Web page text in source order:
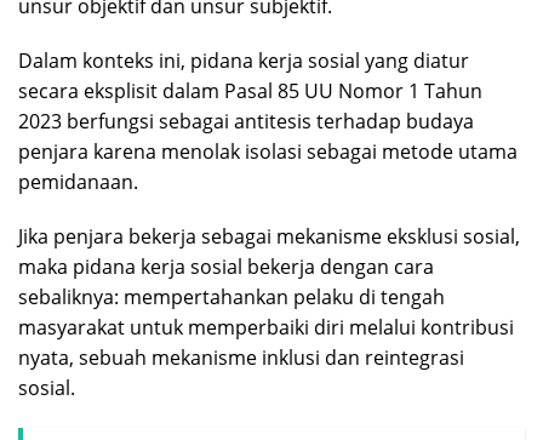
unsur objektif dan unsur subjektif.
Dalam konteks ini, pidana kerja sosial yang diatur
secara eksplisit dalam Pasal 85 UU Nomor 1 Tahun
2023 berfungsi sebagai antitesis terhadap budaya
penjara karena menolak isolasi sebagai metode utama
pemidanaan.
Jika penjara bekerja sebagai mekanisme eksklusi sosial,
maka pidana kerja sosial bekerja dengan cara
sebaliknya: mempertahankan pelaku di tengah
masyarakat untuk memperbaiki diri melalui kontribusi
nyata, sebuah mekanisme inklusi dan reintegrasi
sosial.